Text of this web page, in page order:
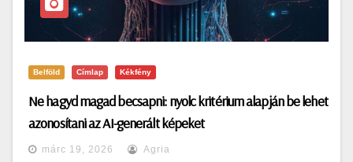
Belföld Címlap Kékfény
Ne hagyd magad becsapni: nyolc kritérium alapján be lehet
azonosítani az AI-generált képeket
márc 19, 2026 Agria